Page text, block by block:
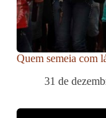
Quem semeia com
31 de